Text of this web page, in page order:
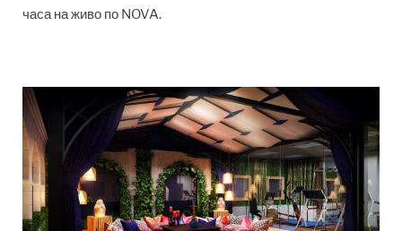
часа на живо по NOVA.